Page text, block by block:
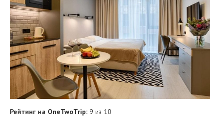
Рейтинг на OneTwoTrip: 9 из 10